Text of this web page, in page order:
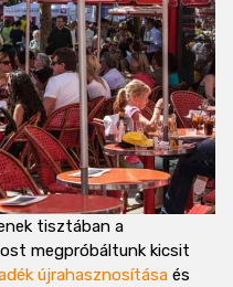
tisztában a
megpróbáltunk kicsit
újrahasznosítása és